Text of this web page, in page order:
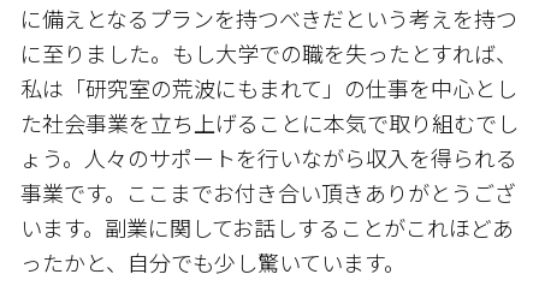
に備えとなるプランを持つべきだという考えを持つ
に至りました。もし大学での職を失ったとすれば、
私は「研究室の荒波にもまれて」の仕事を中心とし
た社会事業を立ち上げることに本気で取り組むでし
ょう。人々のサポートを行いながら収入を得られる
事業です。ここまでお付き合い頂きありがとうござ
います。副業に関してお話しすることがこれほどあ
ったかと、自分でも少し驚いています。